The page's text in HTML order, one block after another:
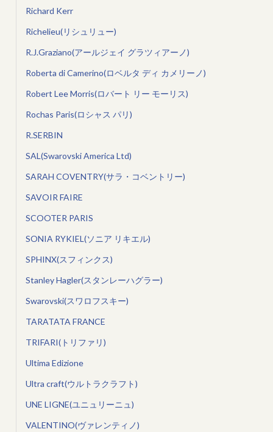
Richard Kerr
Richelieu(リシュリュー)
R.J.Graziano(アールジェイ グラツィアーノ)
Roberta di Camerino(ロベルタ ディ カメリーノ)
Robert Lee Morris(ロバート リー モーリス)
Rochas Paris(ロシャス パリ)
R.SERBIN
SAL(Swarovski America Ltd)
SARAH COVENTRY(サラ・コベントリー)
SAVOIR FAIRE
SCOOTER PARIS
SONIA RYKIEL(ソニア リキエル)
SPHINX(スフィンクス)
Stanley Hagler(スタンレーハグラー)
Swarovski(スワロフスキー)
TARATATA FRANCE
TRIFARI(トリファリ)
Ultima Edizione
Ultra craft(ウルトラクラフト)
UNE LIGNE(ユニュリーニュ)
VALENTINO(ヴァレンティノ)